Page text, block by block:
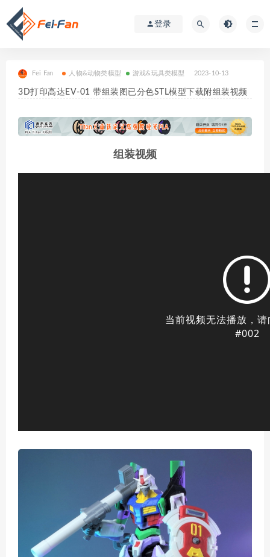
登录
Fei Fan 人物&动物类模型 游戏&玩具类模型 2023-10-13
3D打印高达EV-01 带组装图已分色STL模型下载附组装视频
组装视频